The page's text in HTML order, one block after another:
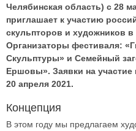
Челябинская область) с 28
приглашает к участию
скульпторов и художников в
Организаторы фестиваля:
Скульптуры» и Семейный
Ершовы». Заявки на
20 апреля 2021.
Концепция
В этом году мы предлагаем